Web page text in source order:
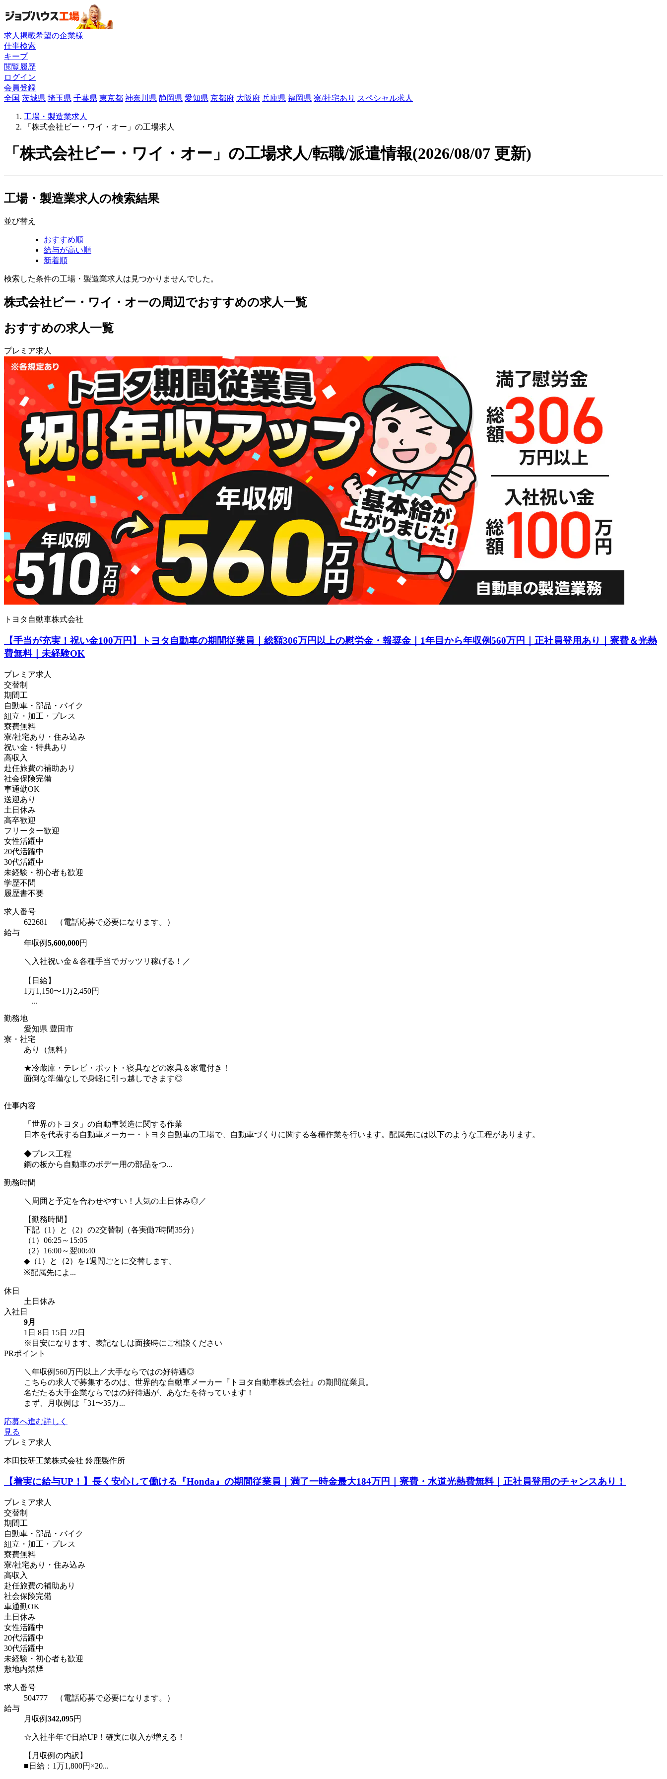
求人掲載希望の企業様
仕事検索
キープ
閲覧履歴
ログイン
会員登録
全国 茨城県 埼玉県 千葉県 東京都 神奈川県 静岡県 愛知県 京都府 大阪府 兵庫県 福岡県 寮/社宅あり スペシャル求人
工場・製造業求人
「株式会社ビー・ワイ・オー」の工場求人
「株式会社ビー・ワイ・オー」の工場求人/転職/派遣情報(2026/08/07 更新)
工場・製造業求人の検索結果
並び替え
おすすめ順
給与が高い順
新着順
検索した条件の工場・製造業求人は見つかりませんでした。
株式会社ビー・ワイ・オーの周辺でおすすめの求人一覧
おすすめの求人一覧
プレミア求人
トヨタ自動車株式会社
【手当が充実！祝い金100万円】トヨタ自動車の期間従業員｜総額306万円以上の慰労金・報奨金｜1年目から年収例560万円｜正社員登用あり｜寮費＆光熱
費無料｜未経験OK
プレミア求人
交替制
期間工
自動車・部品・バイク
組立・加工・プレス
寮費無料
寮/社宅あり・住み込み
祝い金・特典あり
高収入
赴任旅費の補助あり
社会保険完備
車通勤OK
送迎あり
土日休み
高卒歓迎
フリーター歓迎
女性活躍中
20代活躍中
30代活躍中
未経験・初心者も歓迎
学歴不問
履歴書不要
求人番号
622681 （電話応募で必要になります。）
給与
年収例 5,600,000円
＼入社祝い金＆各種手当でガッツリ稼げる！／
【日給】
1万1,150〜1万2,450円
...
勤務地
愛知県 豊田市
寮・社宅
あり（無料）
★冷蔵庫・テレビ・ポット・寝具などの家具＆家電付き！
面倒な準備なしで身軽に引っ越しできます◎
仕事内容
「世界のトヨタ」の自動車製造に関する作業
日本を代表する自動車メーカー・トヨタ自動車の工場で、自動車づくりに関する各種作業を行います。配属先には以下のような工程があります。
◆プレス工程
鋼の板から自動車のボデー用の部品をつ...
勤務時間
＼周囲と予定を合わせやすい！人気の土日休み◎／
【勤務時間】
下記（1）と（2）の2交替制（各実働7時間35分）
（1）06:25～15:05
（2）16:00～翌00:40
◆（1）と（2）を1週間ごとに交替します。
※配属先によ...
休日
土日休み
入社日
9月
1日 8日 15日 22日
※目安になります、表記なしは面接時にご相談ください
PRポイント
＼年収例560万円以上／大手ならではの好待遇◎
こちらの求人で募集するのは、世界的な自動車メーカー『トヨタ自動車株式会社』の期間従業員。
名だたる大手企業ならではの好待遇が、あなたを待っています！
まず、月収例は「31〜35万...
応募へ進む詳しく
見る
プレミア求人
本田技研工業株式会社 鈴鹿製作所
【着実に給与UP！】長く安心して働ける『Honda』の期間従業員｜満了一時金最大184万円｜寮費・水道光熱費無料｜正社員登用のチャンスあり！
プレミア求人
交替制
期間工
自動車・部品・バイク
組立・加工・プレス
寮費無料
寮/社宅あり・住み込み
高収入
赴任旅費の補助あり
社会保険完備
車通勤OK
土日休み
女性活躍中
20代活躍中
30代活躍中
未経験・初心者も歓迎
敷地内禁煙
求人番号
504777 （電話応募で必要になります。）
給与
月収例 342,095円
☆入社半年で日給UP！確実に収入が増える！
【月収例の内訳】
■日給：1万1,800円×20...